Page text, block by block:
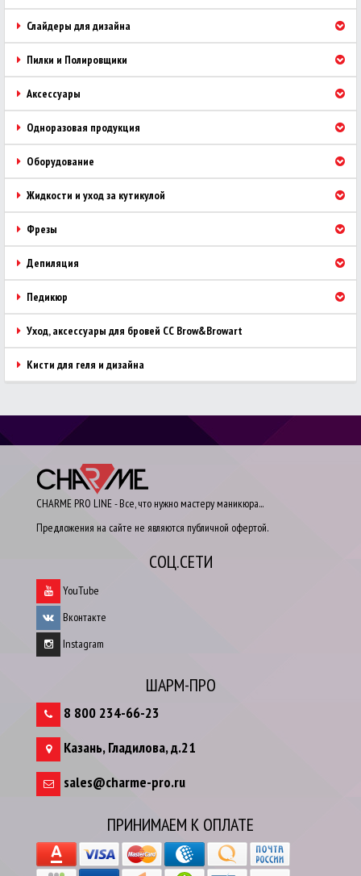
Слайдеры для дизайна
Пилки и Полировщики
Аксессуары
Одноразовая продукция
Оборудование
Жидкости и уход за кутикулой
Фрезы
Депиляция
Педикюр
Уход, аксессуары для бровей CC Brow&Browart
Кисти для геля и дизайна
CHARME PRO LINE - Все, что нужно мастеру маникюра...
Предложения на сайте не являются публичной офертой.
СОЦ.СЕТИ
YouTube
Вконтакте
Instagram
ШАРМ-ПРО
8 800 234-66-23
Казань,Гладилова, д.21
sales@charme-pro.ru
ПРИНИМАЕМ К ОПЛАТЕ